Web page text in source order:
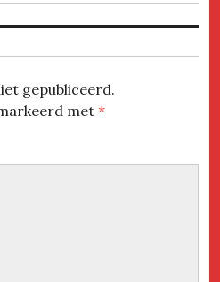
gepubliceerd.
met*